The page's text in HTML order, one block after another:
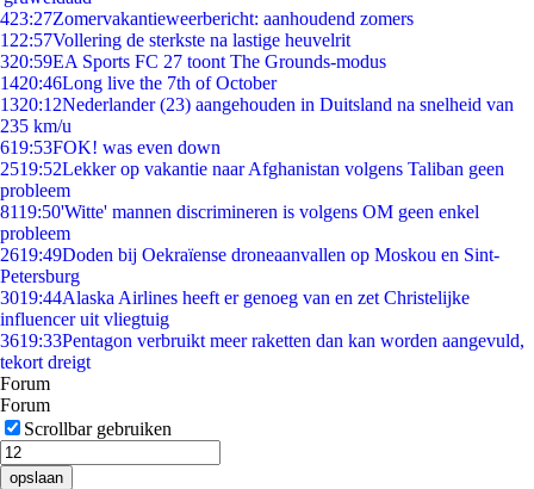
423:27Zomervakantieweerbericht: aanhoudend zomers
1 22:57Vollering de sterkste na lastige heuvelrit
320:59EA Sports FC 27 toont The Grounds-modus
1420:46Long live the 7th of October
1320:12Nederlander (23) aangehouden in Duitsland na snelheid van
235 km/u
619:53FOK! was even down
2519:52Lekker op vakantie naar Afghanistan volgens Taliban geen
probleem
8119:50'Witte' mannen discrimineren is volgens OM geen enkel
probleem
2619:49Doden bij Oekraïense droneaanvallen op Moskou en Sint-
Petersburg
3019:44Alaska Airlines heeft er genoeg van en zet Christelijke
influencer uit vliegtuig
3619:33Pentagon verbruikt meer raketten dan kan worden aangevuld,
tekort dreigt
Forum
Forum
Scrollbar gebruiken
opslaan